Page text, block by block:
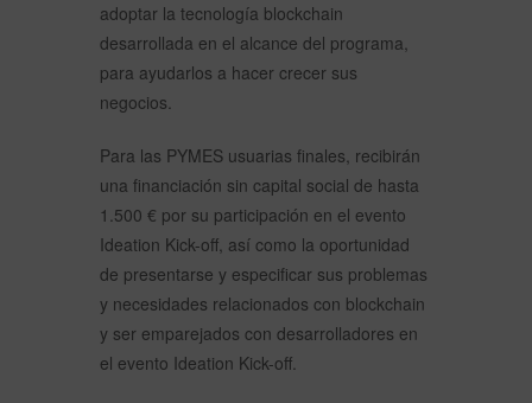
adoptar la tecnología blockchain
desarrollada en el alcance del programa,
para ayudarlos a hacer crecer sus
negocios.
Para las PYMES usuarias finales, recibirán
una financiación sin capital social de hasta
1.500 € por su participación en el evento
Ideation Kick-off, así como la oportunidad
de presentarse y especificar sus problemas
y necesidades relacionados con blockchain
y ser emparejados con desarrolladores en
el evento Ideation Kick-off.